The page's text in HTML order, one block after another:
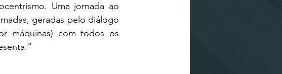
Uma jornada ao
geradas pelo diálogo
máquinas) com todos os